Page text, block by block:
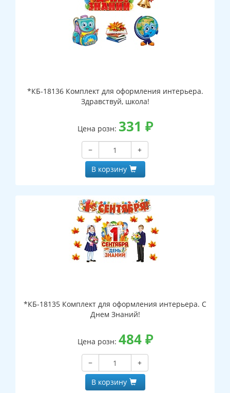
*КБ-18136 Комплект для оформления интерьера.
Здравствуй, школа!
Цена розн: 331 ₽
−
+
В корзину
*КБ-18135 Комплект для оформления интерьера. С
Днем Знаний!
Цена розн: 484₽
−
+
В корзину